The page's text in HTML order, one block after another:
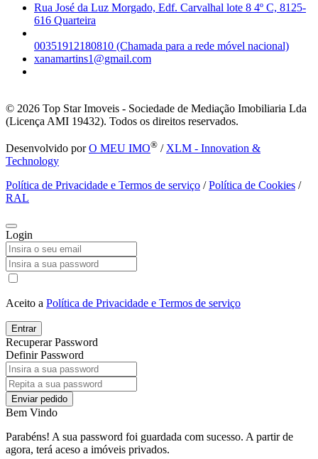
Rua José da Luz Morgado, Edf. Carvalhal lote 8 4º C, 8125-
616 Quarteira
00351912180810 (Chamada para a rede móvel nacional)
xanamartins1@gmail.com
© 2026 Top Star Imoveis - Sociedade de Mediação Imobiliaria Lda
(Licença AMI 19432). Todos os direitos reservados.
Desenvolvido porO MEU IMO® / XLM - Innovation &
Technology
Política de Privacidade e Termos de serviço /Política de Cookies /
RAL
Login
Aceito a Política de Privacidade e Termos de serviço
Entrar
Recuperar Password
Definir Password
Enviar pedido
Bem Vindo
Parabéns! A sua password foi guardada com sucesso. A partir de
agora, terá aceso a imóveis privados.